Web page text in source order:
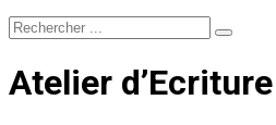
Atelier